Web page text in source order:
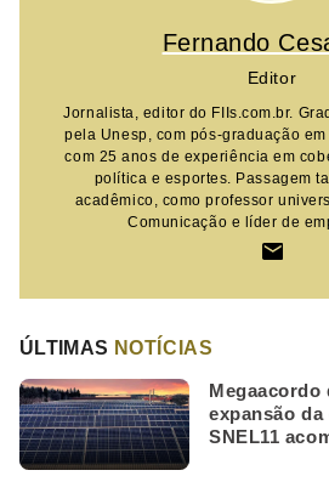
Fernando
Editor
Jornalista, editor do FIIs.com.br.
pela Unesp, com pós-graduação
com 25 anos de experiência em
política e esportes. Passagem
acadêmico, como professor
Comunicação e líder de
ÚLTIMAS NOTÍCIAS
Megaacordo
expansão
SNEL11